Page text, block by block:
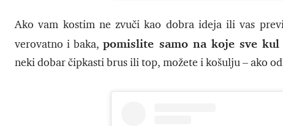
Ako vam kostim ne zvuči kao dobra ideja ili vas
verovatno i baka,pomislite samo na koje sve
neki dobar čipkasti brus ili top, možete i košulju – ako